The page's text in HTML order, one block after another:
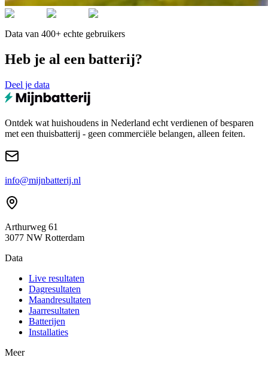
Data van 400+ echte gebruikers
Heb je al een batterij?
Deel je data
Ontdek wat huishoudens in Nederland echt verdienen of besparen
met een thuisbatterij - geen commerciële belangen, alleen feiten.
info@mijnbatterij.nl
Arthurweg 61
3077 NW Rotterdam
Data
Live resultaten
Dagresultaten
Maandresultaten
Jaarresultaten
Batterijen
Installaties
Meer